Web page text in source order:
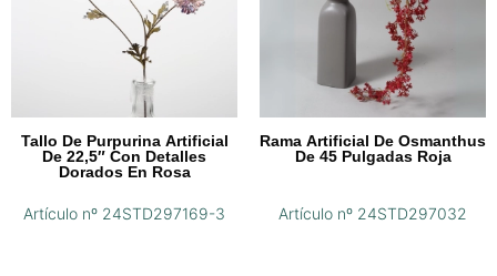
Tallo De Purpurina Artificial
De 22,5″ Con Detalles
Dorados En Rosa
Artículo nº 24STD297169-3
Rama Artificial De Osmanthus
De 45 Pulgadas Roja
Artículo nº 24STD297032